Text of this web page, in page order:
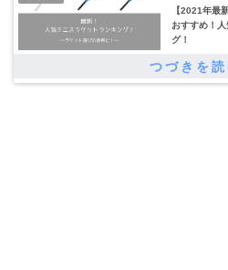
【2021年最
おすすめ！
グ！